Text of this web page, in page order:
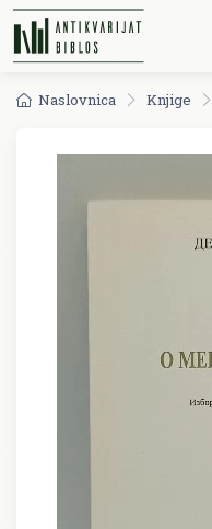
Naslovnica Knjige